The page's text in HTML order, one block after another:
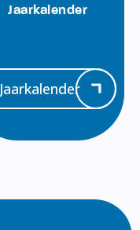
Jaarkalender
Jaarkalender